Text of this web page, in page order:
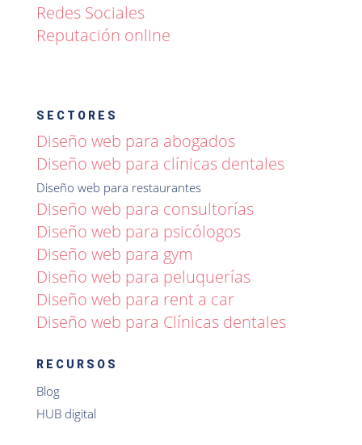
Redes Sociales
Reputación online
SECTORES
Diseño web para abogados
Diseño web para clínicas dentales
Diseño web para restaurantes
Diseño web para consultorías
Diseño web para psicólogos
Diseño web para gym
Diseño web para peluquerías
Diseño web para rent a car
Diseño web para Clínicas dentales
RECURSOS
Blog
HUB digital